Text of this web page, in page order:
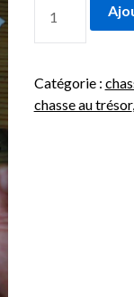
DE
ANIMAUX
NOEL
-
Catégorie :
chasse au trésor,